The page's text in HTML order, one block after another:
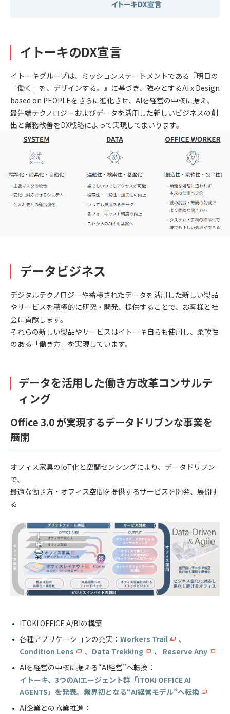
イトーキのDX宣言
イトーキグループは、ミッションステートメントである『明日の
「働く」を、デザインする。』に基づき、強みとするAI x Design
based on PEOPLEをさらに進化させ、AIを経営の中核に据え、
最先端テクノロジーおよびデータを活用した新しいビジネスの創
出と業務改善をDX戦略によって実現してまいります。
データビジネス
デジタルテクノロジーや蓄積されたデータを活用した新しい製品
やサービスを積極的に研究・開発、提供することで、お客様と社
会に貢献します。
それらの新しい製品やサービスはイトーキ自らも使用し、柔軟性
のある「働き方」を実現しています。
データを活用した働き方改革コンサルテ
ィング
Office 3.0 が実現するデータドリブンな事業を
展開
オフィス家具のIoT化と空間センシングにより、データドリブン
で、
最適な働き方・オフィス空間を提供するサービスを開発、展開す
る
ITOKI OFFICE A/BIの構築
各種アプリケーションの充実： Workers Trail
、
Condition Lens
、 Data Trekking 、 Reserve Any
AIを経営の中核に据える“AI経営”へ転換：
イトーキ、3つのAIエージェント群「ITOKI OFFICE AI
AGENTS」を発表。業界初となる“AI経営モデル”へ転換
AI企業との協業推進：